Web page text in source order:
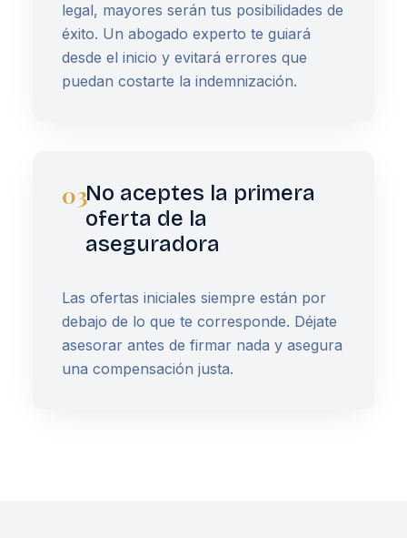
legal, mayores serán tus posibilidades de
éxito. Un abogado experto te guiará
desde el inicio y evitará errores que
puedan costarte la indemnización.
03No aceptes la primera
oferta de la
aseguradora
Las ofertas iniciales siempre están por
debajo de lo que te corresponde. Déjate
asesorar antes de firmar nada y asegura
una compensación justa.